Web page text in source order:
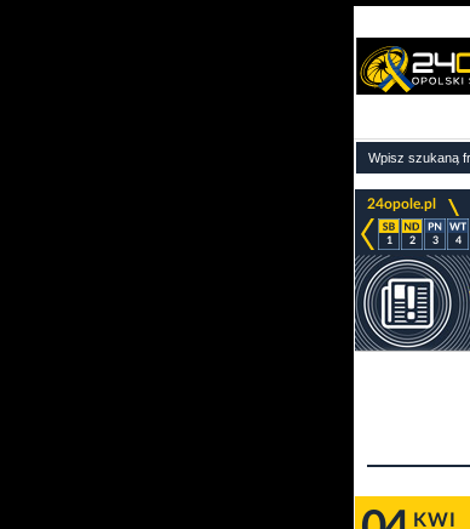
24opole.pl
>
1 2 3 4
KWI